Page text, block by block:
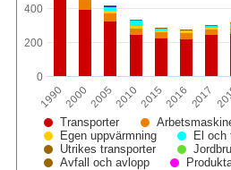
Transporter
Egen uppvärmning
El och
Utrikes transporter
Avfall och avlopp
1990200020052010201520162017
0
200
400